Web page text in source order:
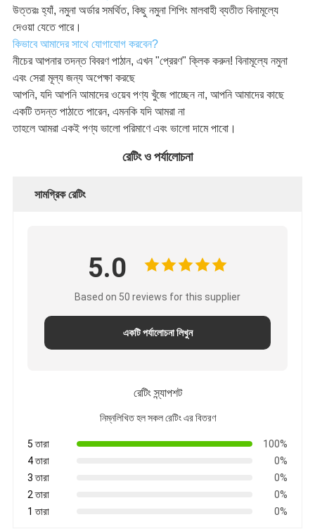
উত্তরঃ হ্যাঁ, নমুনা অর্ডার সমর্থিত, কিছু নমুনা শিপিং মালবাহী ব্যতীত বিনামূল্যে
দেওয়া যেতে পারে।
কিভাবে আমাদের সাথে যোগাযোগ করবেন?
নীচের আপনার তদন্ত বিবরণ পাঠান, এখন "প্রেরণ" ক্লিক করুন! বিনামূল্যে নমুনা
এবং সেরা মূল্য জন্য অপেক্ষা করছে
আপনি, যদি আপনি আমাদের ওয়েব পণ্য খুঁজে পাচ্ছেন না, আপনি আমাদের কাছে
একটি তদন্ত পাঠাতে পারেন, এমনকি যদি আমরা না
তাহলে আমরা একই পণ্য ভালো পরিমাণে এবং ভালো দামে পাবো।
রেটিং ও পর্যালোচনা
সামগ্রিক রেটিং
5.0
Based on 50 reviews for this supplier
একটি পর্যালোচনা লিখুন
রেটিং স্ন্যাপশট
নিম্নলিখিত হল সকল রেটিং এর বিতরণ
5 তারা
100%
4 তারা
0%
3 তারা
0%
2 তারা
0%
1 তারা
0%